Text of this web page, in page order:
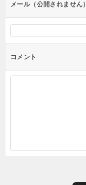
メール（公開されません
コメント